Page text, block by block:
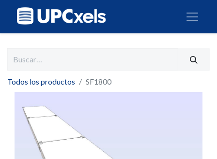
Todos los productos SF1800